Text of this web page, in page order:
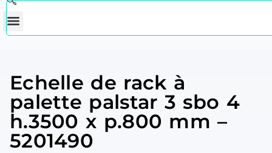
Echelle de rack à
palette palstar 3 sbo 4
h.3500 x p.800 mm –
5201490